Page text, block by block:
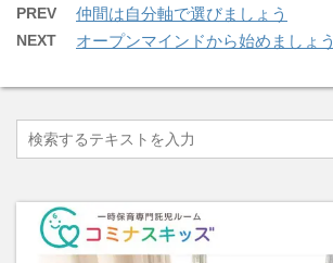
PREV 仲間は自分軸で選びましょう
NEXT オープンマインドから始めましょう